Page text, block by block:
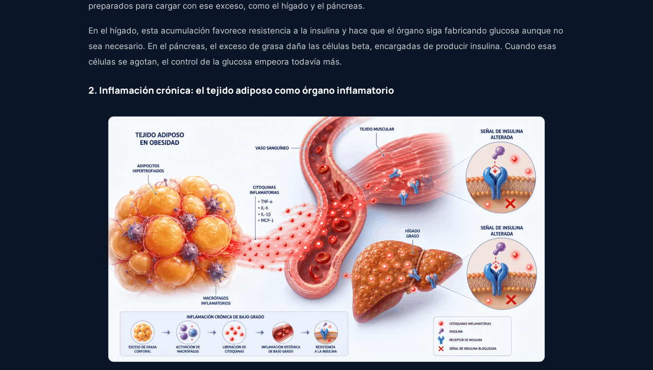
preparados para cargar con ese exceso, como el hígado y el páncreas.
En el hígado, esta acumulación favorece resistencia a la insulina y hace que el órgano siga fabricando glucosa aunque no
sea necesario. En el páncreas, el exceso de grasa daña las células beta, encargadas de producir insulina. Cuando esas
células se agotan, el control de la glucosa empeora todavía más.
2. Inflamación crónica: el tejido adiposo como órgano inflamatorio